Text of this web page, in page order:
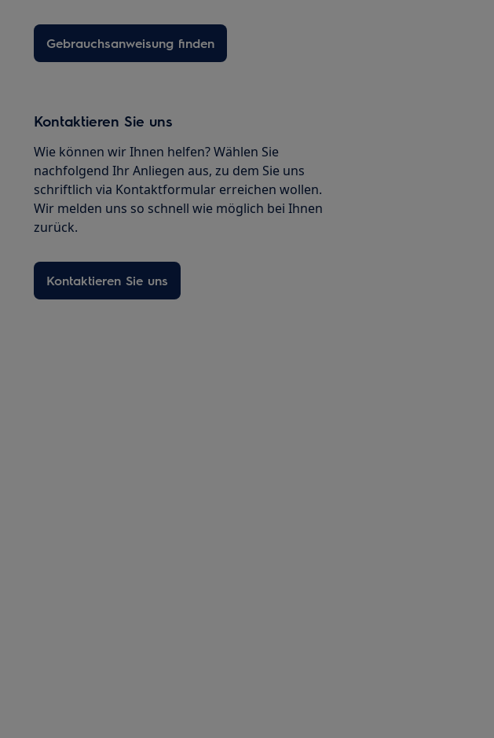
Gebrauchsanweisung finden
Kontaktieren Sie uns
Wie können wir Ihnen helfen? Wählen Sie
nachfolgend Ihr Anliegen aus, zu dem Sie uns
schriftlich via Kontaktformular erreichen wollen.
Wir melden uns so schnell wie möglich bei Ihnen
zurück.
Kontaktieren Sie uns